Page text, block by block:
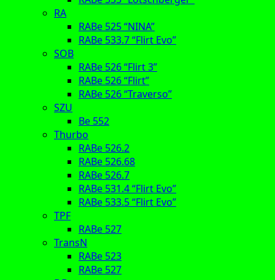
RA
RABe 525 “NINA”
RABe 533.7 “Flirt Evo”
SOB
RABe 526 “Flirt 3”
RABe 526 “Flirt”
RABe 526 “Traverso”
SZU
Be 552
Thurbo
RABe 526.2
RABe 526.68
RABe 526.7
RABe 531.4 “Flirt Evo”
RABe 533.5 “Flirt Evo”
TPF
RABe 527
TransN
RABe 523
RABe 527